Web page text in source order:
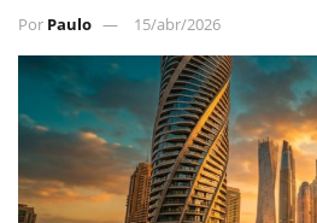
Por Paulo 15/abr/2026